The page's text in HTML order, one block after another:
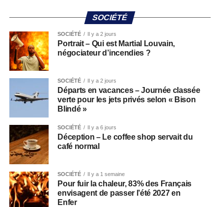
SOCIÉTÉ
SOCIÉTÉ Il y a 2 jours
Portrait – Qui est Martial Louvain,
négociateur d’incendies ?
SOCIÉTÉ Il y a 2 jours
Départs en vacances – Journée classée
verte pour les jets privés selon « Bison
Blindé »
SOCIÉTÉ Il y a 6 jours
Déception – Le coffee shop servait du
café normal
SOCIÉTÉ Il y a 1 semaine
Pour fuir la chaleur, 83% des Français
envisagent de passer l’été 2027 en
Enfer